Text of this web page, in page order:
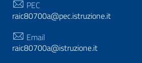
PEC
raic80700a@pec.istruzione.it
Email
raic80700a@istruzione.it